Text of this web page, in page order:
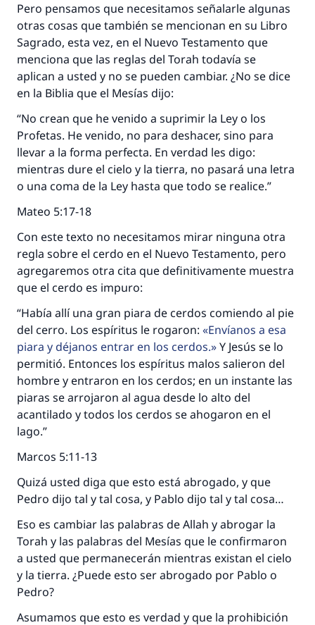
Pero pensamos que necesitamos señalarle algunas
otras cosas que también se mencionan en su Libro
Sagrado, esta vez, en el Nuevo Testamento que
menciona que las reglas del Torah todavía se
aplican a usted y no se pueden cambiar. ¿No se dice
en la Biblia que el Mesías dijo:
“No crean que he venido a suprimir la Ley o los
Profetas. He venido, no para deshacer, sino para
llevar a la forma perfecta. En verdad les digo:
mientras dure el cielo y la tierra, no pasará una letra
o una coma de la Ley hasta que todo se realice.”
Mateo 5:17-18
Con este texto no necesitamos mirar ninguna otra
regla sobre el cerdo en el Nuevo Testamento, pero
agregaremos otra cita que definitivamente muestra
que el cerdo es impuro:
“Había allí una gran piara de cerdos comiendo al pie
del cerro. Los espíritus le rogaron:
Envíanos a esa
piara y déjanos entrar en los cerdos. Y Jesús se lo
permitió. Entonces los espíritus malos salieron del
hombre y entraron en los cerdos; en un instante las
piaras se arrojaron al agua desde lo alto del
acantilado y todos los cerdos se ahogaron en el
lago.”
Marcos 5:11-13
Quizá usted diga que esto está abrogado, y que
Pedro dijo tal y tal cosa, y Pablo dijo tal y tal cosa…
Eso es cambiar las palabras de Allah y abrogar la
Torah y las palabras del Mesías que le confirmaron
a usted que permanecerán mientras existan el cielo
y la tierra. ¿Puede esto ser abrogado por Pablo o
Pedro?
Asumamos que esto es verdad y que la prohibición